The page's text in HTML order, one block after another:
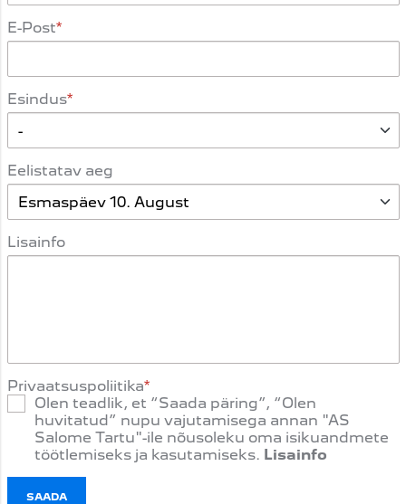
E-Post
Esindus
Eelistatav aeg
Lisainfo
Privaatsuspoliitika
Olen teadlik, et “Saada päring”, “Olen
huvitatud” nupu vajutamisega annan "AS
Salome Tartu"-ile nõusoleku oma isikuandmete
töötlemiseks ja kasutamiseks. Lisainfo
SAADA